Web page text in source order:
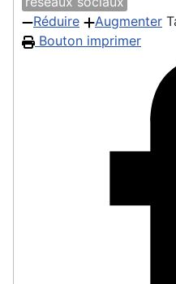
Réduire
Augmenter
Bouton imprimer